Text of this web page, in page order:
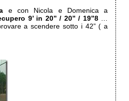
e con Nicola e Domenica a
9’ in 20” / 20” / 19”8…
a scendere sotto i 42” ( a